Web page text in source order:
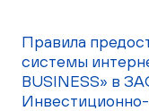
Правила
системы
BUSINESS» в